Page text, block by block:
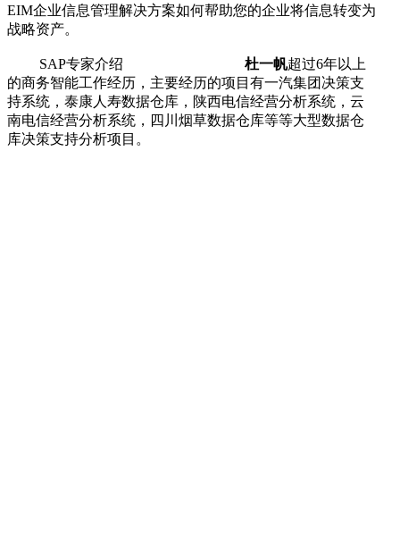
EIM企业信息管理解决方案如何帮助您的企业将信息转变为
战略资产。
SAP专家介绍 杜一帆超过6年以上
的商务智能工作经历，主要经历的项目有一汽集团决策支
持系统，泰康人寿数据仓库，陕西电信经营分析系统，云
南电信经营分析系统，四川烟草数据仓库等等大型数据仓
库决策支持分析项目。